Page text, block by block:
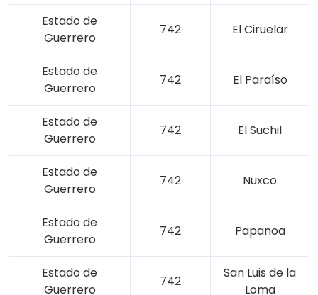
Estado de
Guerrero
742 El Ciruelar
Estado de
Guerrero
742 El Paraíso
Estado de
Guerrero
742 El Suchil
Estado de
Guerrero
742 Nuxco
Estado de
Guerrero
742 Papanoa
Estado de
Guerrero
742
San Luis de la
Loma